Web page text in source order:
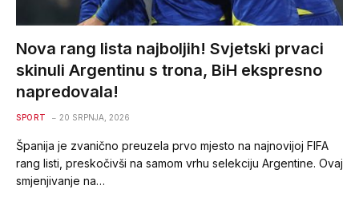
Nova rang lista najboljih! Svjetski prvaci
skinuli Argentinu s trona, BiH ekspresno
napredovala!
SPORT 20 SRPNJA, 2026
Španija je zvanično preuzela prvo mjesto na najnovijoj FIFA
rang listi, preskočivši na samom vrhu selekciju Argentine. Ovaj
smjenjivanje na…